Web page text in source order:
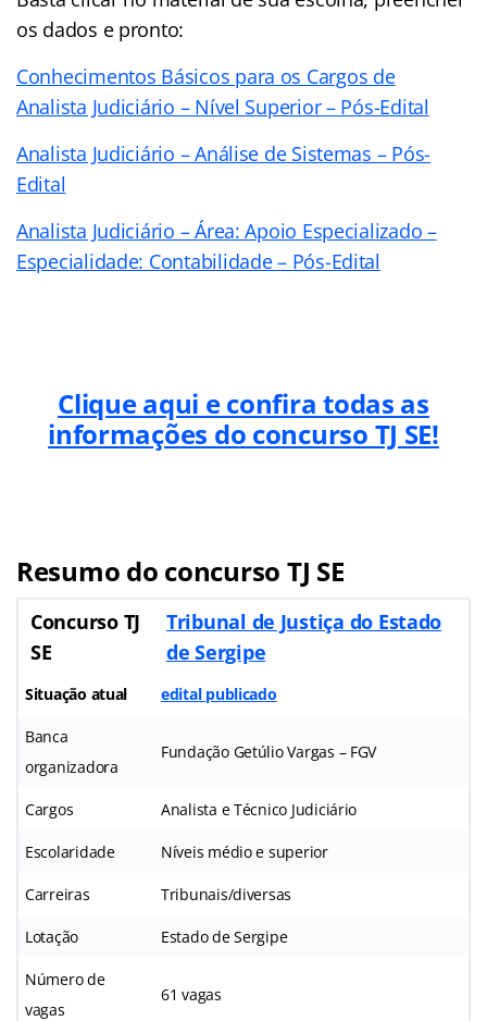
os dados e pronto:
Conhecimentos Básicos para os Cargos de
Analista Judiciário – Nível Superior – Pós-Edital
Analista Judiciário – Análise de Sistemas – Pós-
Edital
Analista Judiciário – Área: Apoio Especializado –
Especialidade: Contabilidade – Pós-Edital
Clique aqui e confira todas as
informações do concurso TJ SE!
Resumo do concurso TJ SE
Concurso TJ
SE
Tribunal de Justiça do Estado
de Sergipe
Situação atual edital publicado
Banca
organizadora
Fundação Getúlio Vargas – FGV
Cargos Analista e Técnico Judiciário
Escolaridade Níveis médio e superior
Carreiras Tribunais/diversas
Lotação Estado de Sergipe
Número de
vagas
61 vagas